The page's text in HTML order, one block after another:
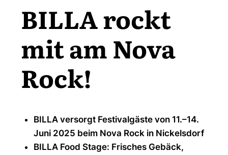
Kontakt
BILLA rockt
mit am Nova
Rock!
BILLA versorgt Festivalgäste von 11.–14.
Juni 2025 beim Nova Rock in Nickelsdorf
BILLA Food Stage: Frisches Gebäck,